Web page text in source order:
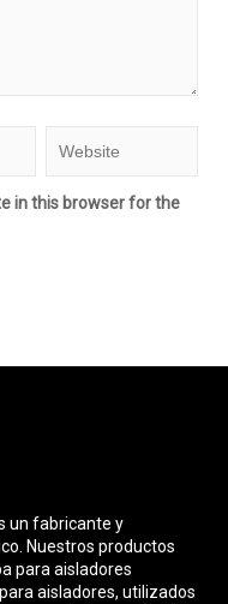
in this browser for the
un fabricante y
Nuestros productos
para aisladores
aisladores, utilizados